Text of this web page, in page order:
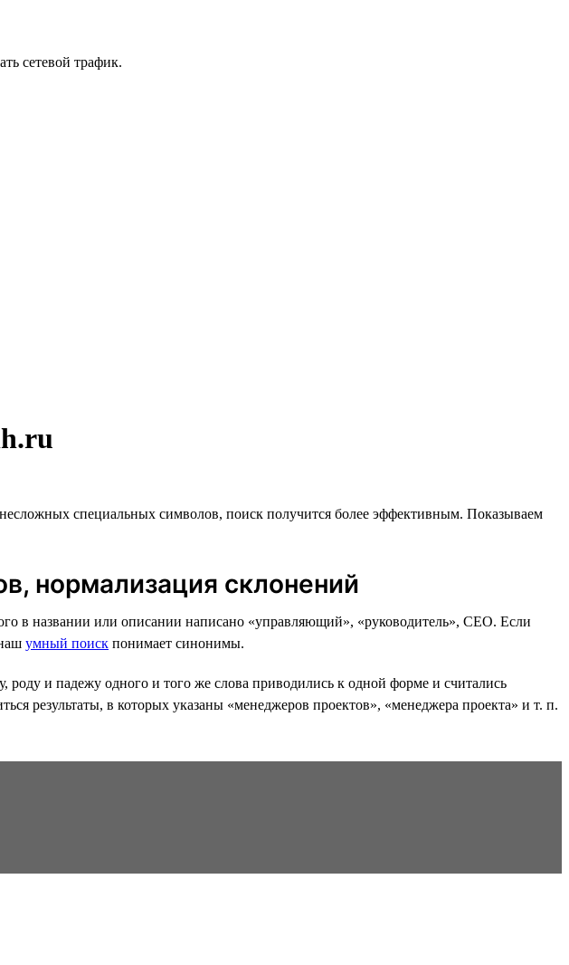
сетевой трафик.
специальных символов, поиск получится более эффективным. Показываем
нормализация склонений
в названии или описании написано «управляющий», «руководитель», CEO. Если
умный поиск понимает синонимы.
и падежу одного и того же слова приводились к одной форме и считались
результаты, в которых указаны «менеджеров проектов», «менеджера проекта» и т. п.